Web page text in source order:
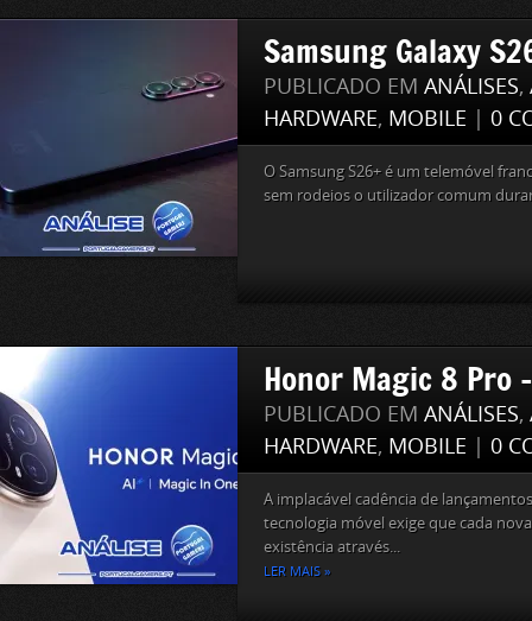
Samsung Galaxy
PUBLICADO EM ANÁLISES,
HARDWARE, MOBILE 0
O Samsung S26+ é um telemóvel
sem rodeios o utilizador comum
Honor Magic 8 Pro
PUBLICADO EM ANÁLISES,
HARDWARE, MOBILE 0
A implacável cadência de
tecnologia móvel exige que cada
existência através...
LER MAIS »